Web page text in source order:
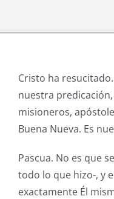
Cristo ha
nuestra
misioneros,
Buena Nueva. Es
Pascua. No es que
todo lo que hizo-, y
exactamente Él